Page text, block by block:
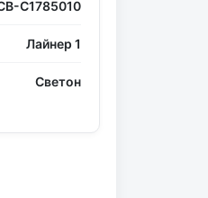
С1785010
Лайнер 1
Светон